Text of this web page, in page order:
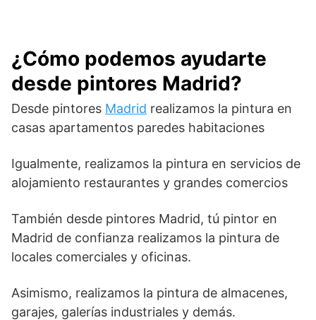
¿Cómo podemos ayudarte
desde pintores Madrid?
Desde pintores Madrid realizamos la pintura en
casas apartamentos paredes habitaciones
Igualmente, realizamos la pintura en servicios de
alojamiento restaurantes y grandes comercios
También desde pintores Madrid, tú pintor en
Madrid de confianza realizamos la pintura de
locales comerciales y oficinas.
Asimismo, realizamos la pintura de almacenes,
garajes, galerías industriales y demás.